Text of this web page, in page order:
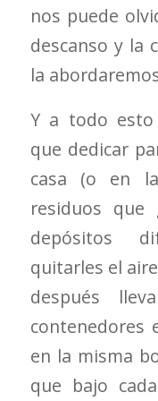
nos puede
descanso y la
la
Y a todo
que dedicar
casa (o en
residuos que
depósitos
quitarles el
después
contenedores
en la misma
que bajo